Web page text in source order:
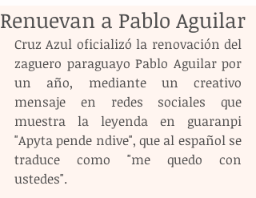
Renuevan a Pablo Aguilar
Cruz Azul oficializó la renovación del
zaguero paraguayo Pablo Aguilar por
un año, mediante un creativo
mensaje en redes sociales que
muestra la leyenda en guaranpi
"Apyta pende ndive", que al español se
traduce como "me quedo con
ustedes".